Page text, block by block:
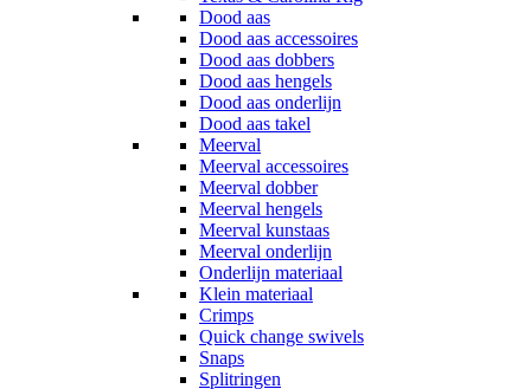
Dood aas
Dood aas accessoires
Dood aas dobbers
Dood aas hengels
Dood aas onderlijn
Dood aas takel
Meerval
Meerval accessoires
Meerval dobber
Meerval hengels
Meerval kunstaas
Meerval onderlijn
Onderlijn materiaal
Klein materiaal
Crimps
Quick change swivels
Snaps
Splitringen